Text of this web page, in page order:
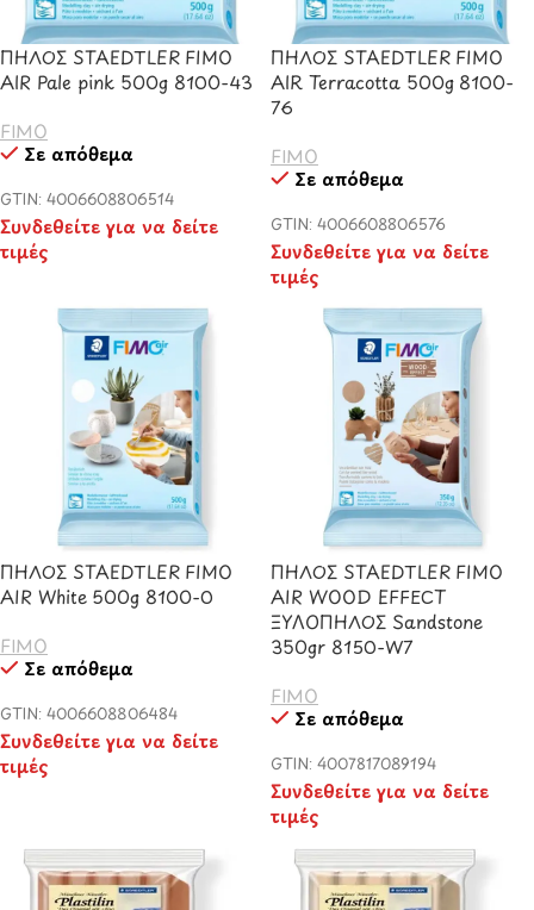
ΠΗΛΟΣ STAEDTLER FIMO
AIR Pale pink 500g 8100-43
FIMO
Σε απόθεμα
GTIN: 4006608806514
Συνδεθείτε για να δείτε
τιμές
ΠΗΛΟΣ STAEDTLER FIMO
AIR Terracotta 500g 8100-
76
FIMO
Σε απόθεμα
GTIN: 4006608806576
Συνδεθείτε για να δείτε
τιμές
ΠΗΛΟΣ STAEDTLER FIMO
AIR White 500g 8100-0
FIMO
Σε απόθεμα
GTIN: 4006608806484
Συνδεθείτε για να δείτε
τιμές
ΠΗΛΟΣ STAEDTLER FIMO
AIR WOOD EFFECT
ΞΥΛΟΠΗΛΟΣ Sandstone
350gr 8150-W7
FIMO
Σε απόθεμα
GTIN: 4007817089194
Συνδεθείτε για να δείτε
τιμές